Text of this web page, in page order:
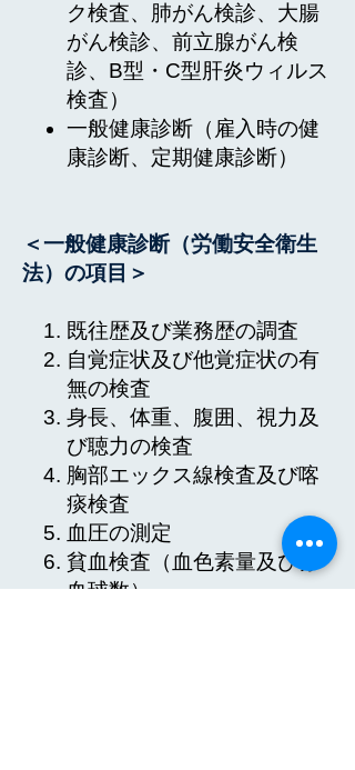
ク検査、肺がん検診、大腸
がん検診、前立腺がん検
診、B型・C型肝炎ウィルス
検査）​​​​​​​​
​一般健康診断（雇入時の健
康診断、定期健康診断）​
＜一般健康診断（労働安全衛生
法）の項目＞
既往歴及び業務歴の調査
自覚症状及び他覚症状の有
無の検査
身長、体重、腹囲、視力及
び聴力の検査
胸部エックス線検査及び喀
痰検査
血圧の測定
貧血検査（血色素量及び赤
血球数）